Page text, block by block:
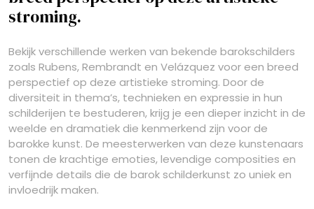
stroming.
Bekijk verschillende werken van bekende barokschilders
zoals Rubens, Rembrandt en Velázquez voor een breed
perspectief op deze artistieke stroming. Door de
diversiteit in thema’s, technieken en expressie in hun
schilderijen te bestuderen, krijg je een dieper inzicht in de
weelde en dramatiek die kenmerkend zijn voor de
barokke kunst. De meesterwerken van deze kunstenaars
tonen de krachtige emoties, levendige composities en
verfijnde details die de barok schilderkunst zo uniek en
invloedrijk maken.